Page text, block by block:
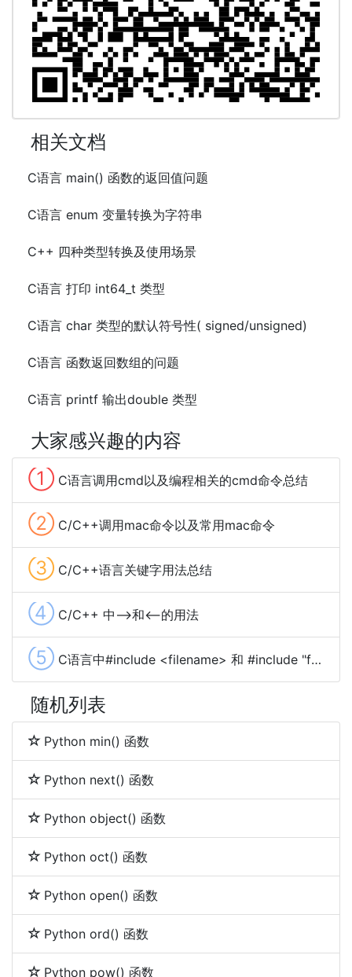
相关文档
C语言 main() 函数的返回值问题
C语言 enum 变量转换为字符串
C++ 四种类型转换及使用场景
C语言 打印 int64_t 类型
C语言 char 类型的默认符号性( signed/unsigned)
C语言 函数返回数组的问题
C语言 printf 输出double 类型
大家感兴趣的内容
① C语言调用cmd以及编程相关的cmd命令总结
② C/C++调用mac命令以及常用mac命令
③ C/C++语言关键字用法总结
④ C/C++ 中-->和<--的用法
⑤ C语言中#include <filename> 和 #include "filename"的区别
随机列表
Python min() 函数
Python next() 函数
Python object() 函数
Python oct() 函数
Python open() 函数
Python ord() 函数
Python pow() 函数